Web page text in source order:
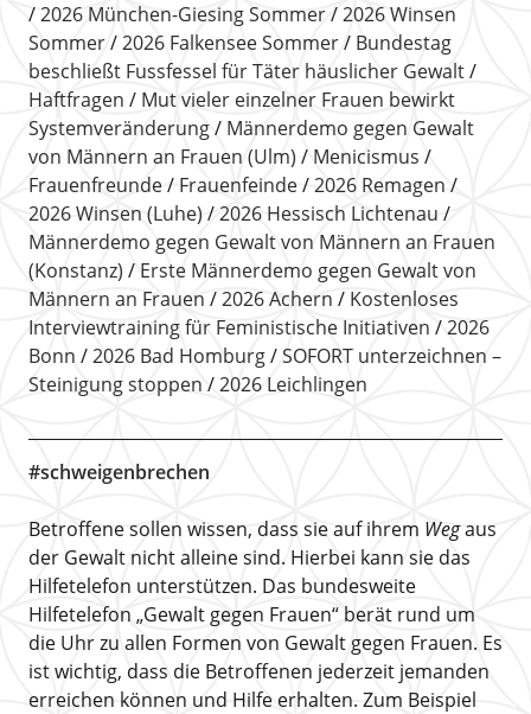
2026 München-Giesing Sommer
2026 Winsen
Sommer
2026 Falkensee Sommer
Bundestag
beschließt Fussfessel für Täter häuslicher Gewalt
Haftfragen
Mut vieler einzelner Frauen bewirkt
Systemveränderung
Männerdemo gegen Gewalt
von Männern an Frauen (Ulm)
Menicismus
Frauenfreunde
Frauenfeinde
2026 Remagen
2026 Winsen (Luhe)
2026 Hessisch Lichtenau
Männerdemo gegen Gewalt von Männern an Frauen
(Konstanz)
Erste Männerdemo gegen Gewalt von
Männern an Frauen
2026 Achern
Kostenloses
Interviewtraining für Feministische Initiativen
2026
Bonn
2026 Bad Homburg
SOFORT unterzeichnen –
Steinigung stoppen
2026 Leichlingen
#schweigenbrechen
Betroffene sollen wissen, dass sie auf ihrem Wegaus
der Gewalt nicht alleine sind. Hierbei kann sie das
Hilfetelefon unterstützen. Das bundesweite
Hilfetelefon „Gewalt gegen Frauen“ berät rund um
die Uhr zu allen Formen von Gewalt gegen Frauen. Es
ist wichtig, dass die Betroffenen jederzeit jemanden
erreichen können und Hilfe erhalten. Zum Beispiel